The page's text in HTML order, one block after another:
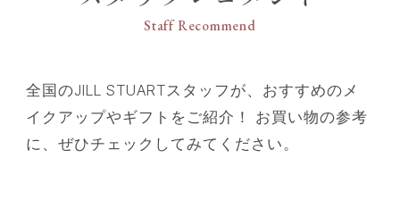
Staff Recommend
全国のJILL STUARTスタッフが、おすすめのメ
イクアップやギフトをご紹介！ お買い物の参考
に、ぜひチェックしてみてください。